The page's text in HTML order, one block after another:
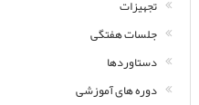
تجهیزات
جلسات هفتگی
دستاوردها
دوره های آموزشی